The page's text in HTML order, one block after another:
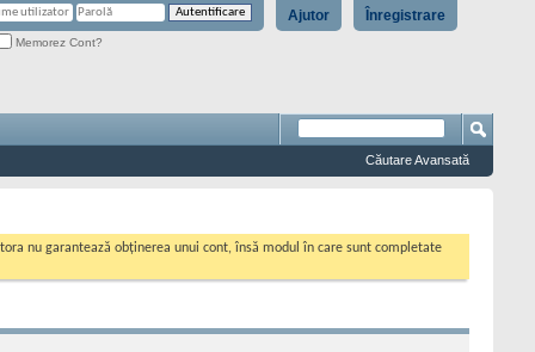
Înregistrare
Ajutor
Memorez Cont?
Căutare Avansată
nu garantează obținerea unui cont, însă modul în care sunt completate